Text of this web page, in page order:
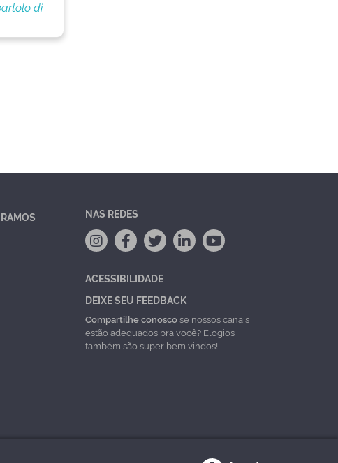
di
NAS REDES
ACESSIBILIDADE
DEIXE SEU FEEDBACK
Compartilhe conoscose nossos canais
estão adequados pra você? Elogios
também são super bem vindos!